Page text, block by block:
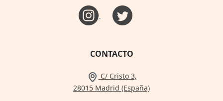
CONTACTO
C/ Cristo 3,
28015 Madrid (España)